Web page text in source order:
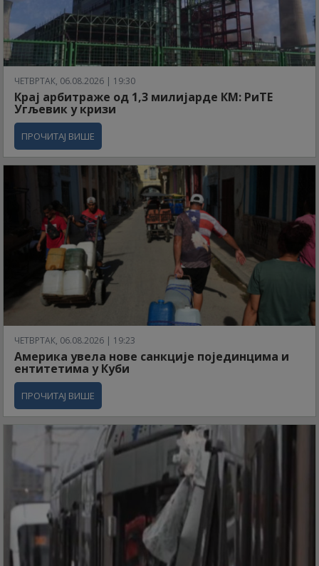
ЧЕТВРТАК, 06.08.2026 | 19:30
Крај арбитраже од 1,3 милијарде КМ: РиТЕ
Угљевик у кризи
ПРОЧИТАЈ ВИШЕ
ЧЕТВРТАК, 06.08.2026 | 19:23
Америка увела нове санкције појединцима и
ентитетима у Куби
ПРОЧИТАЈ ВИШЕ